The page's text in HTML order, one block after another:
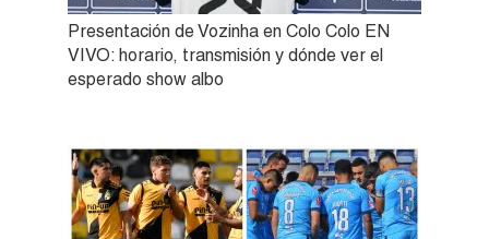
Presentación de Vozinha en Colo Colo EN
VIVO: horario, transmisión y dónde ver el
esperado show albo